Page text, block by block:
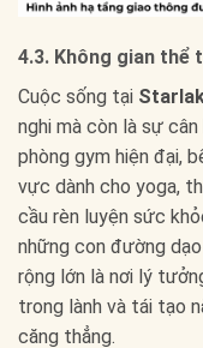
4.3. Không gian thể
Cuộc sống tại
nghi mà còn là sự
phòng gym hiện đại,
vực dành cho yoga,
cầu rèn luyện sức
những con đường
rộng lớn là nơi lý
trong lành và tái tạo
căng thẳng.